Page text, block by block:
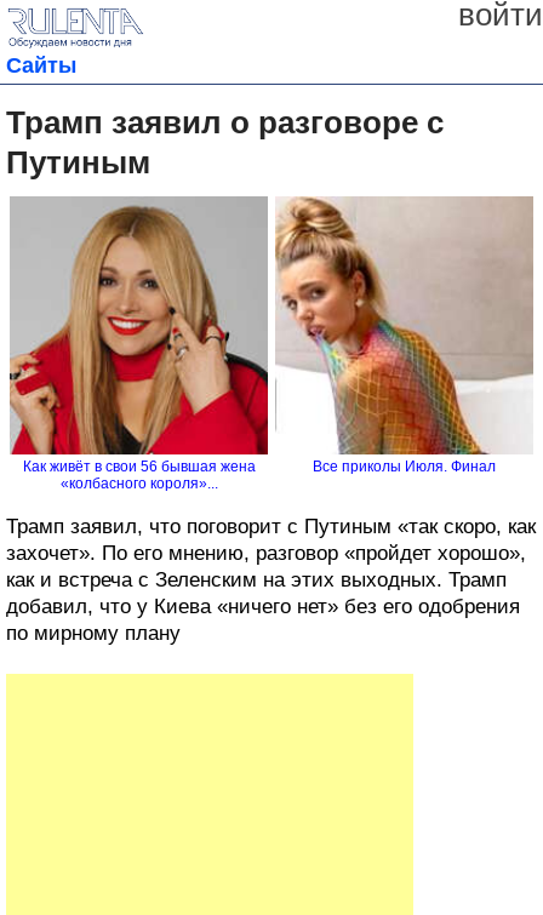
войти
Сайты
Трамп заявил о разговоре с
Путиным
Как живёт в свои 56 бывшая жена
«колбасного короля»...
Все приколы Июля. Финал
Трамп заявил, что поговорит с Путиным «так скоро, как
захочет». По его мнению, разговор «пройдет хорошо»,
как и встреча с Зеленским на этих выходных. Трамп
добавил, что у Киева «ничего нет» без его одобрения
по мирному плану